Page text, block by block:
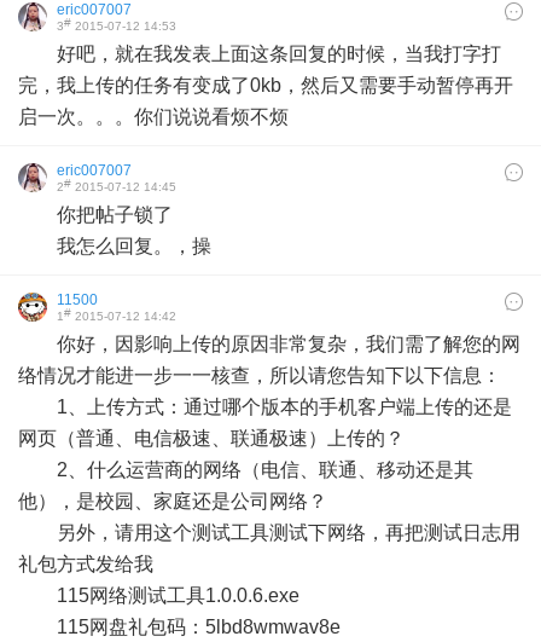
eric007007
3# 2015-07-12 14:53
好吧，就在我发表上面这条回复的时候，当我打字打
完，我上传的任务有变成了0kb，然后又需要手动暂停再开
启一次。。。你们说说看烦不烦
eric007007
2# 2015-07-12 14:45
你把帖子锁了
我怎么回复。，操
11500
1# 2015-07-12 14:42
你好，因影响上传的原因非常复杂，我们需了解您的网
络情况才能进一步一一核查，所以请您告知下以下信息：
1、上传方式：通过哪个版本的手机客户端上传的还是
网页（普通、电信极速、联通极速）上传的？
2、什么运营商的网络（电信、联通、移动还是其
他），是校园、家庭还是公司网络？
另外，请用这个测试工具测试下网络，再把测试日志用
礼包方式发给我
115网络测试工具1.0.0.6.exe
115网盘礼包码：5lbd8wmwav8e